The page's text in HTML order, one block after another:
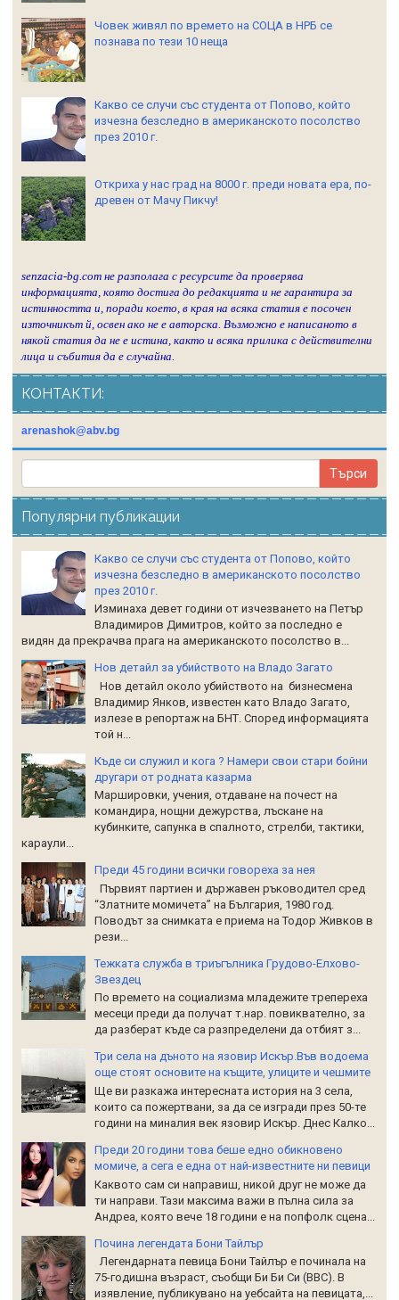
Човек живял по времето на СОЦА в НРБ се
познава по тези 10 неща
Какво се случи със студента от Попово, който
изчезна безследно в американското посолство
през 2010 г.
Откриха у нас град на 8000 г. преди новата ера, по-
древен от Мачу Пикчу!
senzacia-bg.com не разполага с ресурсите да проверява
информацията, която достига до редакцията и не гарантира за
истинността и, поради което, в края на всяка статия е посочен
източникът й, освен ако не е авторска. Възможно е написаното в
някой статия да не е истина, както и всяка прилика с действителни
лица и събития да е случайна.
КОНТАКТИ:
arenashok@abv.bg
Популярни публикации
Какво се случи със студента от Попово, който
изчезна безследно в американското посолство
през 2010 г.
Изминаха девет години от изчезването на Петър
Владимиров Димитров, който за последно е
видян да прекрачва прага на американското посолство в...
Нов детайл за убийството на Владо Загато
Нов детайл около убийството на бизнесмена
Владимир Янков, известен като Владо Загато,
излезе в репортаж на БНТ. Според информацията
той н...
Къде си служил и кога ? Намери свои стари бойни
другари от родната казарма
Маршировки, учения, отдаване на почест на
командира, нощни дежурства, лъскане на
кубинките, сапунка в спалното, стрелби, тактики,
караули...
Преди 45 години всички говореха за нея
Първият партиен и държавен ръководител сред
“Златните момичета” на България, 1980 год.
Поводът за снимката е приема на Тодор Живков в
рези...
Тежката служба в триъгълника Грудово-Елхово-
Звездец
По времето на социализма младежите трепереха
месеци преди да получат т.нар. повиквателно, за
да разберат къде са разпределени да отбият з...
Три села на дъното на язовир Искър.Във водоема
още стоят основите на къщите, улиците и чешмите
Ще ви разкажа интересната история на 3 села,
които са пожертвани, за да се изгради през 50-те
години на миналия век язовир Искър. Днес Калко...
Преди 20 години това беше едно обикновено
момиче, а сега е една от най-известните ни певици
Каквото сам си направиш, никой друг не може да
ти направи. Тази максима важи в пълна сила за
Андреа, която вече 18 години е на попфолк сцена...
Почина легендата Бони Тайлър
Легендарната певица Бони Тайлър е починала на
75-годишна възраст, съобщи Би Би Си (BBC). В
изявление, публикувано на уебсайта на певицата,...